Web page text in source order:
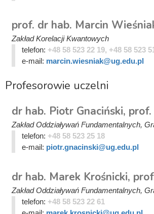
prof. dr hab. Marcin
Zakład Korelacji Kwantowych
telefon: +48 58 523 22 19, +48 58 523
e-mail: marcin.wiesniak@ug.edu.pl
Profesorowie uczelni
dr hab. Piotr Gnaciński, prof.
Zakład Oddziaływań Fundamentalnych,
telefon: +48 58 523 25 18
e-mail: piotr.gnacinski@ug.edu.pl
dr hab. Marek Krośnicki,
Zakład Oddziaływań Fundamentalnych,
telefon: +48 58 523 22 61